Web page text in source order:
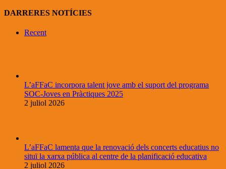
DARRERES NOTÍCIES
Recent
L’aFFaC incorpora talent jove amb el suport del programa
SOC-Joves en Pràctiques 2025
2 juliol 2026
L’aFFaC lamenta que la renovació dels concerts educatius no
situï la xarxa pública al centre de la planificació educativa
2 juliol 2026